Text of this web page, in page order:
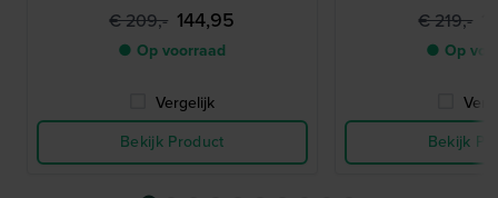
€ 209,- 144,95
● Op voorraad
Vergelijk
Bekijk Product
€ 219,-
● Op
Bekijk